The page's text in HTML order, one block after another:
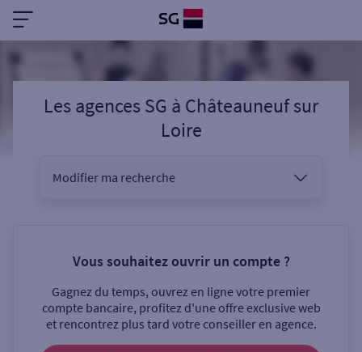
Les agences SG à Châteauneuf sur
Loire
Modifier ma recherche
Sélectionnez votre recherche
Vous souhaitez ouvrir un compte ?
Gagnez du temps, ouvrez en ligne votre premier
compte bancaire, profitez d'une offre exclusive web
et rencontrez plus tard votre conseiller en agence.